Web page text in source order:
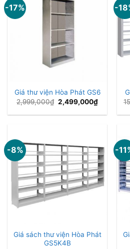
-17%
Giá thư viện Hòa Phát GS6
2,999,000₫ Giá
gốc
là:
2,499,000₫Giá
tại
-
-8%
Giá sách thư viện Hòa Phát
GS5K4B
-